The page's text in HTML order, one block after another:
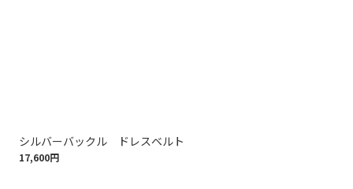
シルバーバックル ドレスベルト
17,600円